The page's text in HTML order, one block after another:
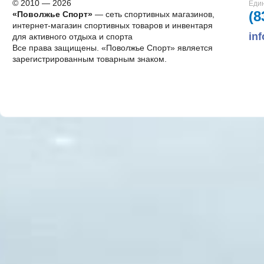
© 2010 — 2026
«Поволжье Спорт»— сеть спортивных магазинов,
интернет-магазин спортивных товаров и инвентаря
для активного отдыха и спорта
Все права защищены. «Поволжье Спорт» является
зарегистрированным товарным знаком.